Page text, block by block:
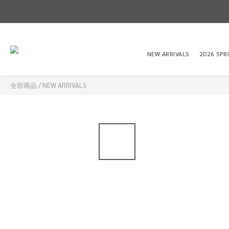
NEW ARRIVALS 2026
全部商品 /NEW ARRIVALS